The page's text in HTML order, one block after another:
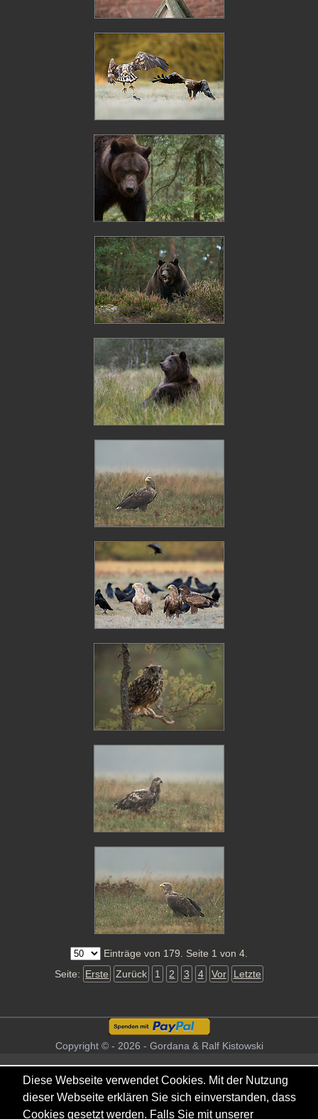
Einträge von 179. Seite 1 von 4.
Seite: Erste Zurück 1 2 3 4 Vor Letzte
Copyright © - 2026 - Gordana & Ralf Kistowski
Diese Webseite verwendet Cookies. Mit der Nutzung
dieser Webseite erklären Sie sich einverstanden, dass
Cookies gesetzt werden. Falls Sie mit unserer